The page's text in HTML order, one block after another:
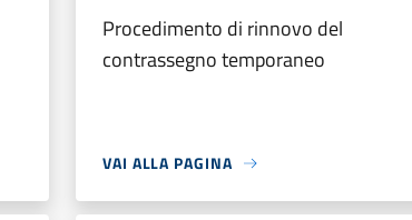
Procedimento di rinnovo del
contrassegno temporaneo
VAI ALLA PAGINA